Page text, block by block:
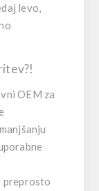
levo,
OEM za
preprosto